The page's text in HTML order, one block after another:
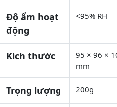
Độ ẩm hoạt
động
<95% RH
Kích thước
95 × 96 ×
mm
Trọng lượng 200g